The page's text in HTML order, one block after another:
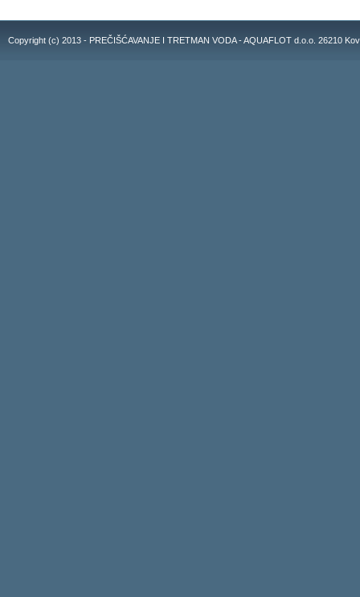
Copyright (c) 2013 - PREČIŠĆAVANJE I TRETMAN VODA - AQUAFLOT d.o.o. 26210